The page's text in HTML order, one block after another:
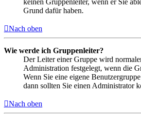
keinen Gruppenleiter, wenn er Sie
Grund dafür haben.
Nach oben
Wie werde ich Gruppenleiter?
Der Leiter einer Gruppe wird
Administration festgelegt, wenn die
Wenn Sie eine eigene
dann sollten Sie einen Administrator
Nach oben